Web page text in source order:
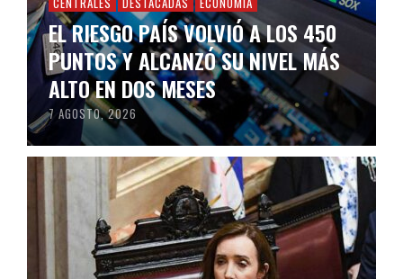
EL RIESGO PAÍS VOLVIÓ A LOS 450
PUNTOS Y ALCANZÓ SU NIVEL MÁS
ALTO EN DOS MESES
7 AGOSTO, 2026